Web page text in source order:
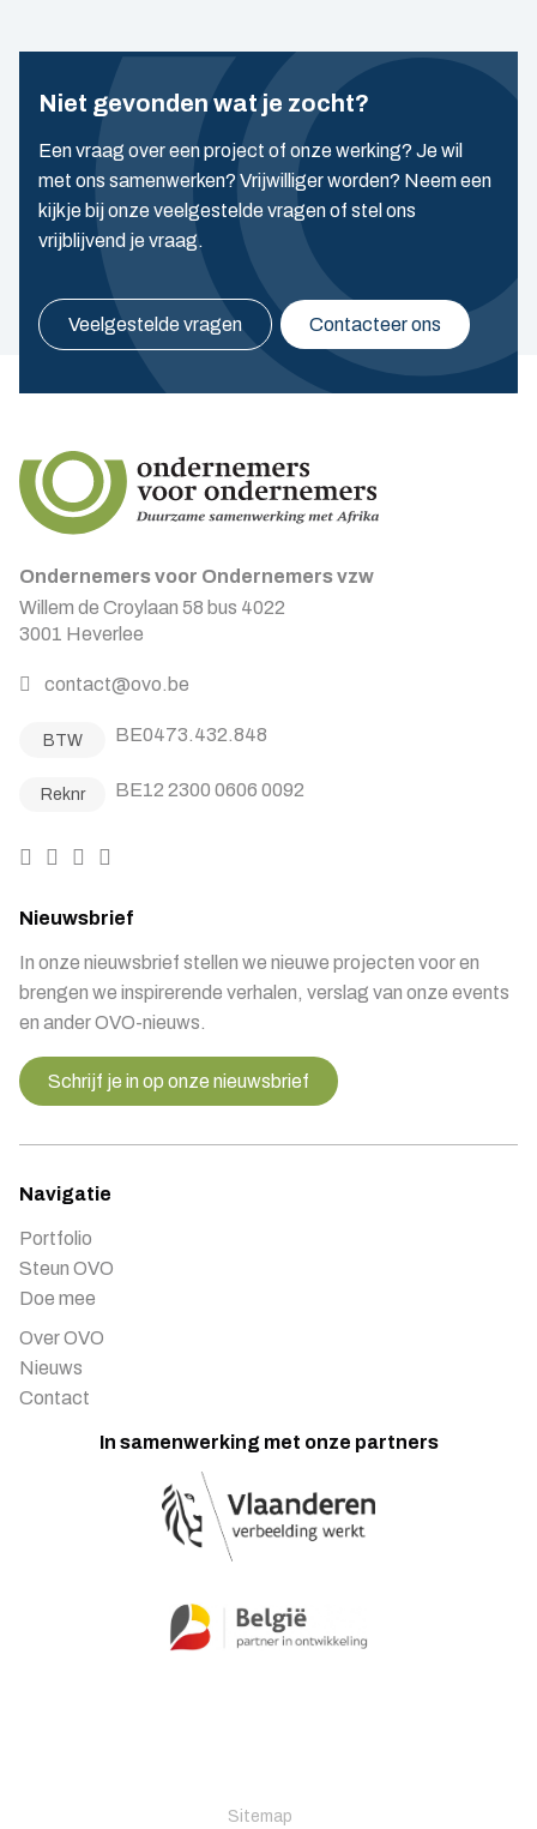
Niet gevonden wat je zocht?
Een vraag over een project of onze werking? Je wil
met ons samenwerken? Vrijwilliger worden? Neem een
kijkje bij onze veelgestelde vragen of stel ons
vrijblijvend je vraag.
Veelgestelde vragen Contacteer ons
Ondernemers voor Ondernemers vzw
Willem de Croylaan 58 bus 4022
3001 Heverlee
contact@ovo.be
BTW BE0473.432.848
Reknr BE12 2300 0606 0092
Nieuwsbrief
In onze nieuwsbrief stellen we nieuwe projecten voor en
brengen we inspirerende verhalen, verslag van onze events
en ander OVO-nieuws.
Schrijf je in op onze nieuwsbrief
Navigatie
Portfolio
Steun OVO
Doe mee
Over OVO
Nieuws
Contact
In samenwerking met onze partners
Sitemap